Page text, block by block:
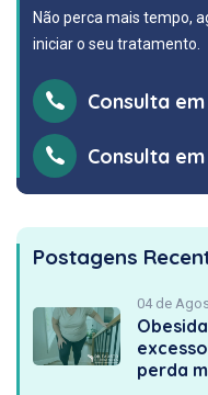
Não perca mais tempo,
iniciar o seu tratamento.
Consulta
Consulta
Postagens
04 de
perda